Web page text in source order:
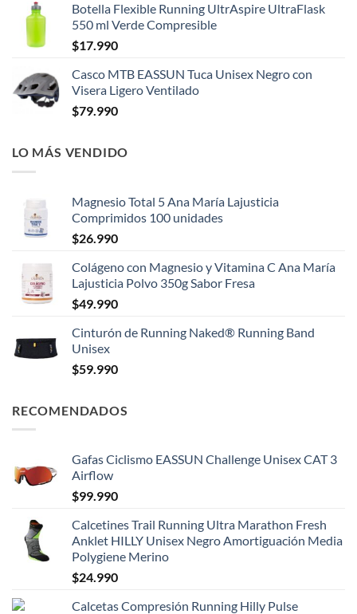
Botella Flexible Running UltrAspire UltraFlask
550 ml Verde Compresible
$17.990
Casco MTB EASSUN Tuca Unisex Negro con
Visera Ligero Ventilado
$79.990
LO MÁS VENDIDO
Magnesio Total 5 Ana María Lajusticia
Comprimidos 100 unidades
$26.990
Colágeno con Magnesio y Vitamina C Ana María
Lajusticia Polvo 350g Sabor Fresa
$49.990
Cinturón de Running Naked® Running Band
Unisex
$59.990
RECOMENDADOS
Gafas Ciclismo EASSUN Challenge Unisex CAT 3
Airflow
$99.990
Calcetines Trail Running Ultra Marathon Fresh
Anklet HILLY Unisex Negro Amortiguación Media
Polygiene Merino
$24.990
Calcetas Compresión Running Hilly Pulse